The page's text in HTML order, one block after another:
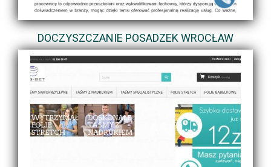
DOCZYSZCZANIE POSADZEK WROCŁAW